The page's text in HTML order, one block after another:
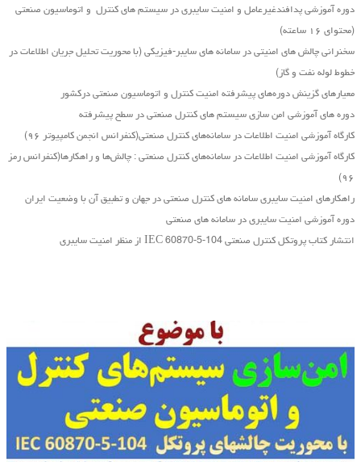
دوره آموزشی پدافندغیرعامل و امنیت سایبری در سیستم های کنترل و اتوماسیون صنعتی
(محتوای ۱۶ ساعته)
سخنرانی چالش های امنیتی در سامانه های سایبر-فیزیکی (با محوریت تحلیل جریان اطلاعات در
خطوط لوله نفت و گاز)
معیارهای گزینش دوره‌های پیشرفته امنیت کنترل و اتوماسیون صنعتی درکشور
دوره های آموزشی امن سازی سیستم های کنترل صنعتی در سطح پیشرفته
کارگاه آموزشی امنیت اطلاعات در سامانه‌های کنترل صنعتی(کنفرانس انجمن کامپیوتر ۹۶)
کارگاه آموزشی امنیت اطلاعات در سامانه‌های کنترل صنعتی : چالش‌ها و راهکارها(کنفرانس رمز
۹۶)
راهکارهای امنیت سایبری سامانه های کنترل صنعتی در جهان و تطبیق آن با وضعیت ایران
دوره آموزشی امنیت سایبری در سامانه های صنعتی
انتشار کتاب پروتکل کنترل صنعتی IEC 60870-5-104 از منظر امنیت سایبری